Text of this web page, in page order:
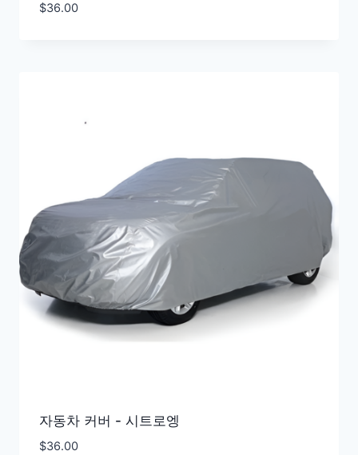
$36.00
자동차 커버 - 시트로엥
$36.00